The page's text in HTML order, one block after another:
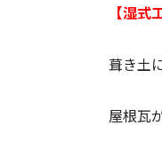
【湿式
葺き土
屋根瓦